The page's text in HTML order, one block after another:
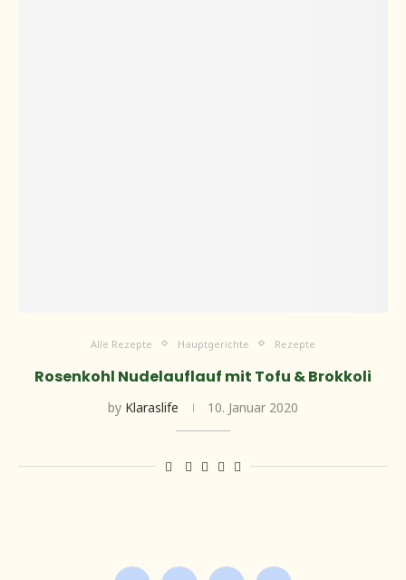
Alle Rezepte Hauptgerichte Rezepte
Rosenkohl Nudelauflauf mit Tofu & Brokkoli
by Klaraslife 10. Januar 2020